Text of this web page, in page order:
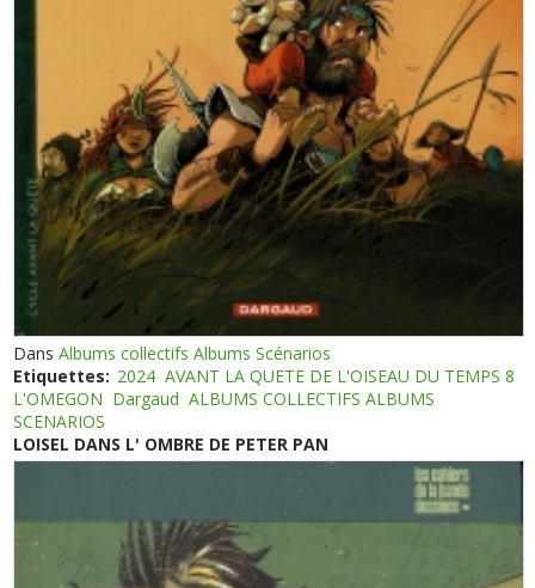
DansAlbums collectifs Albums Scénarios
Etiquettes: 2024 AVANT LA QUETE DE L'OISEAU DU TEMPS 8
L'OMEGON Dargaud ALBUMS COLLECTIFS ALBUMS
SCENARIOS
LOISEL DANS L' OMBRE DE PETER PAN